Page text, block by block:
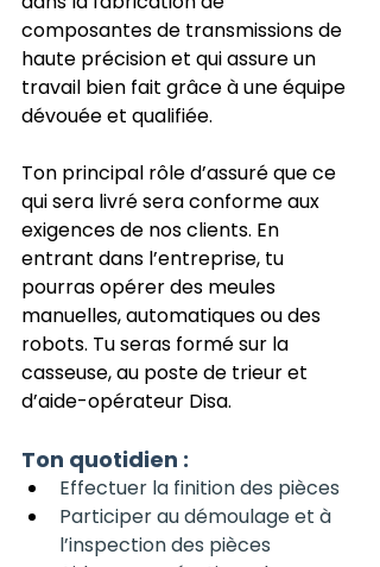
composantes de transmissions de
haute précision et qui assure un
travail bien fait grâce à une équipe
dévouée et qualifiée.
Ton principal rôle d’assuré que ce
qui sera livré sera conforme aux
exigences de nos clients. En
entrant dans l’entreprise, tu
pourras opérer des meules
manuelles, automatiques ou des
robots. Tu seras formé sur la
casseuse, au poste de trieur et
d’aide-opérateur Disa.
Ton quotidien :
Effectuer la finition des pièces
Participer au démoulage et à
l’inspection des pièces